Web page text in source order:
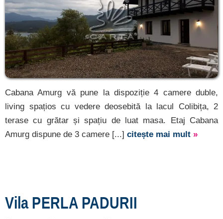
Cabana Amurg vă pune la dispoziție 4 camere duble,
living spațios cu vedere deosebită la lacul Colibița, 2
terase cu grătar și spațiu de luat masa. Etaj Cabana
Amurg dispune de 3 camere [...] citește mai mult »
Vila PERLA PADURII